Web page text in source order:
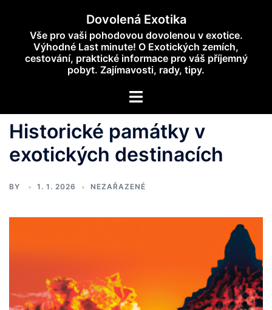
content
Dovolená Exotika
Vše pro vaši pohodovou dovolenou v exotice.
Výhodné Last minute! O Exotických zemích,
cestování, praktické informace pro váš příjemný
pobyt. Zajímavosti, rady, tipy.
Toggle
Historické památky v
exotických destinacích
BY 1. 1. 2026 NEZAŘAZENÉ